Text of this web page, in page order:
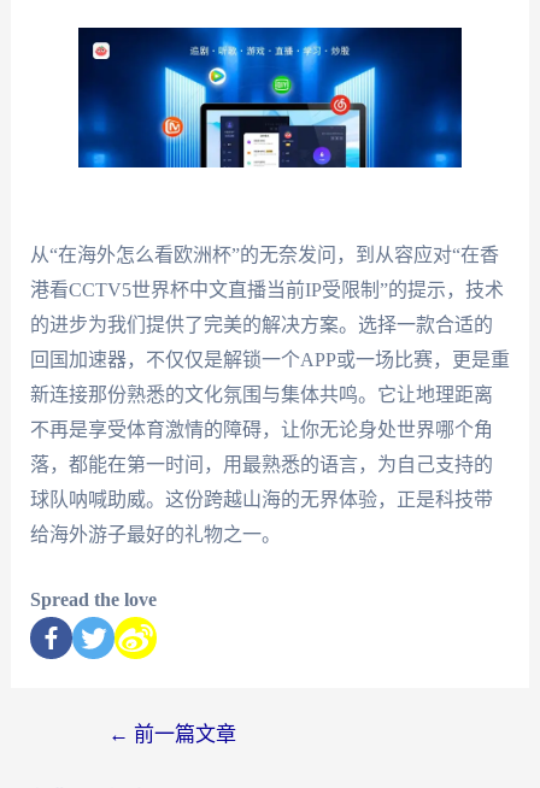
从“在海外怎么看欧洲杯”的无奈发问，到从容应对“在香
港看CCTV5世界杯中文直播当前IP受限制”的提示，技术
的进步为我们提供了完美的解决方案。选择一款合适的
回国加速器，不仅仅是解锁一个APP或一场比赛，更是重
新连接那份熟悉的文化氛围与集体共鸣。它让地理距离
不再是享受体育激情的障碍，让你无论身处世界哪个角
落，都能在第一时间，用最熟悉的语言，为自己支持的
球队呐喊助威。这份跨越山海的无界体验，正是科技带
给海外游子最好的礼物之一。
Spread the love
← 前一篇文章